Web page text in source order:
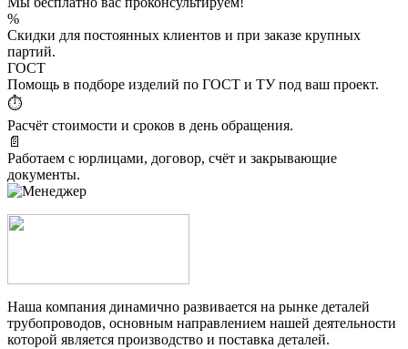
%
Скидки для постоянных клиентов и при заказе крупных
партий.
ГОСТ
Помощь в подборе изделий по ГОСТ и ТУ под ваш проект.
⏱
Расчёт стоимости и сроков в день обращения.
📄
Работаем с юрлицами, договор, счёт и закрывающие
документы.
Наша компания динамично развивается на рынке деталей
трубопроводов, основным направлением нашей деятельности
которой является производство и поставка деталей.